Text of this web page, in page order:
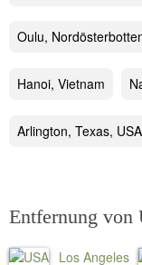
Oulu,
Hanoi, Vietnam
Arlington, Texas, USA
Entfernung von
Los Angeles